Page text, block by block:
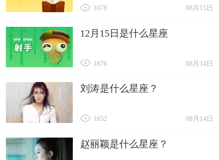
08月15日
1078
12月15日是什么星座
08月14日
1876
刘涛是什么星座？
08月14日
1652
赵丽颖是什么星座？